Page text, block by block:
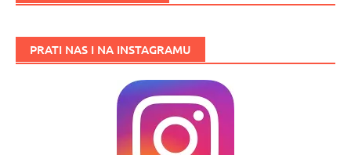
PRATI NAS I NA INSTAGRAMU